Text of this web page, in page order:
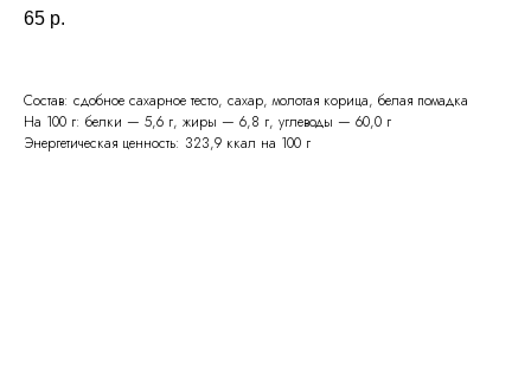
65 р.
Состав: сдобное сахарное тесто, сахар, молотая корица, белая помадка
На 100 г: белки — 5,6 г, жиры — 6,8 г, углеводы — 60,0 г
Энергетическая ценность: 323,9 ккал на 100 г